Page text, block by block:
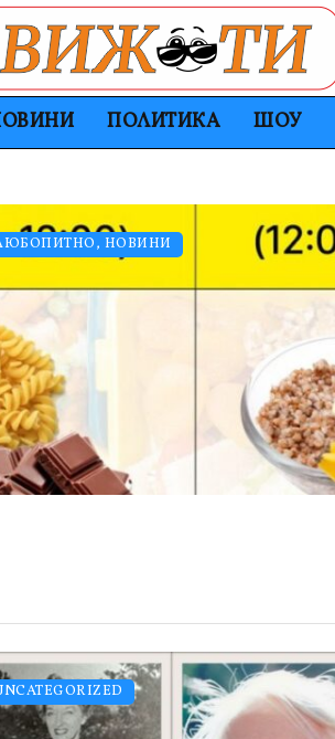
ПОЛИТИКА ШОУ
, НОВИНИ